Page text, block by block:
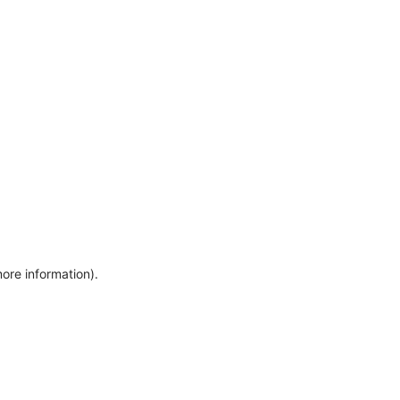
information).